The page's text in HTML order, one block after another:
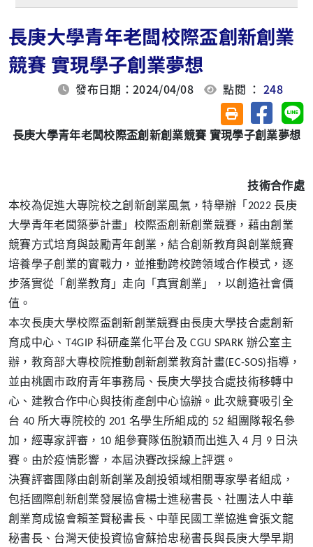
長庚大學青年老闆校際盃創新創業
競賽 實現學子創業夢想
發布日期：2024/04/08 點閱 ：248
友善列印(另開視
分享至
長庚大學青年老闆校際盃創新創業競賽 實現學子創業夢想
技術合作處
本校為促進大專院校之創新創業風氣，特舉辦「2022 長庚
大學青年老闆築夢計畫」校際盃創新創業競賽，藉由創業
競賽方式培育與鼓勵青年創業，結合創新教育與創業競賽
培養學子創業的實戰力，並推動跨校跨領域合作模式，逐
步落實從「創業教育」走向「真實創業」，以創造社會價
值。
本次長庚大學校際盃創新創業競賽由長庚大學技合處創新
育成中心、T4GIP 科研產業化平台及 CGU SPARK 辦公室主
辦，教育部大專校院推動創新創業教育計畫(EC-SOS)指導，
並由桃園市政府青年事務局、長庚大學技合處技術移轉中
心、建教合作中心與技術產創中心協辦。此次競賽吸引全
台 40 所大專院校的 201 名學生所組成的 52 組團隊報名參
加，經專家評審，10 組參賽隊伍脫穎而出進入 4 月 9 日決
賽。由於疫情影響，本屆決賽改採線上評選。
決賽評審團隊由創新創業及創投領域相關專家學者組成，
包括國際創新創業發展協會楊士進秘書長、社團法人中華
創業育成協會賴荃賢秘書長、中華民國工業協進會張文龍
秘書長、台灣天使投資協會蘇拾忠秘書長與長庚大學早期